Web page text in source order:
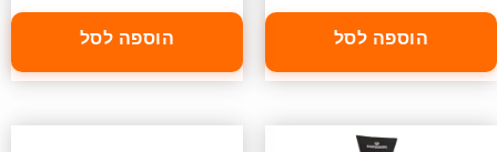
הוספה לסל הוספה לסל